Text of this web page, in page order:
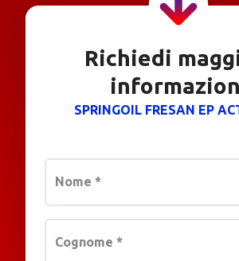
Richiedi
SPRINGOIL FRESAN EP
Nome *
Cognome *